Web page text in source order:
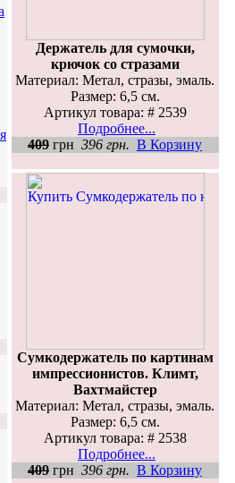
Держатель для сумочки,
крючок со стразами
Материал: Метал, стразы, эмаль.
Размер: 6,5 см.
Артикул товара: # 2539
Подробнее...
409 грн 396 грн. В Корзину
Сумкодержатель по картинам
импрессионистов. Климт,
Вахтмайстер
Материал: Метал, стразы, эмаль.
Размер: 6,5 см.
Артикул товара: # 2538
Подробнее...
409 грн 396 грн. В Корзину